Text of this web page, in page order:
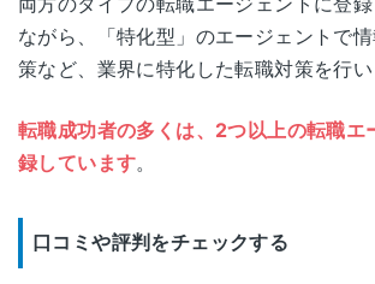
ながら、「特化型」のエージェントで
策など、業界に特化した転職対策を行い
転職成功者の多くは、2つ以上の転職エ
録しています。
口コミや評判をチェックする